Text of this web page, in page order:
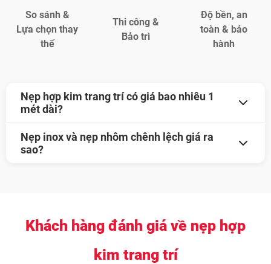
So sánh &
Lựa chọn thay
thế
Thi công &
Bảo trì
Độ bền, an
toàn & bảo
hành
Nẹp hợp kim trang trí có giá bao nhiêu 1
mét dài?
Giá dao động từ 10.000 – 89.000 VNĐ/m, tùy loại và
quy cách.
Nẹp inox và nẹp nhôm chênh lệch giá ra
sao?
Khách hàng đánh giá về nẹp hợp
kim trang trí